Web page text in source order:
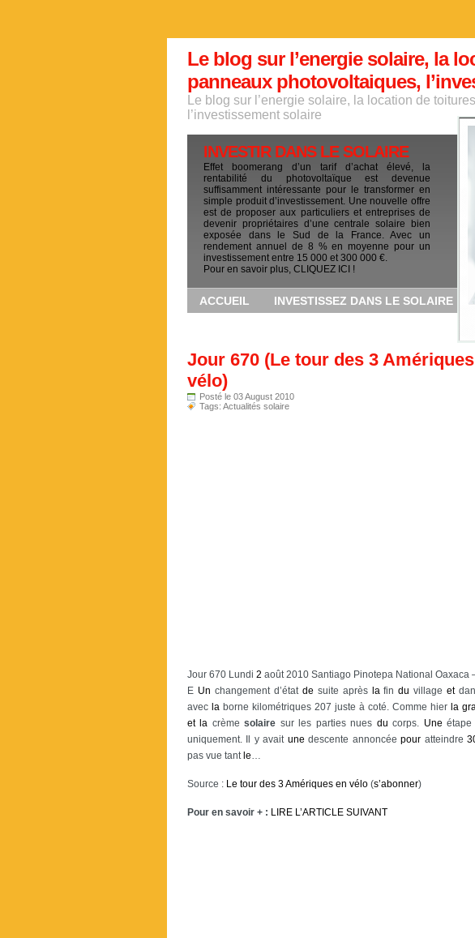
Le blog sur l’energie solaire, la
panneaux photovoltaiques,
Le blog sur l’energie solaire, la location de
l’investissement solaire
INVESTIR DANS LE SOLAIRE
Effet boomerang d’un tarif d’achat élevé, la
rentabilité du photovoltaïque est devenue
suffisamment intéressante pour le transformer en
simple produit d’investissement. Une nouvelle offre
est de proposer aux particuliers et entreprises de
devenir propriétaires d’une centrale solaire bien
exposée dans le Sud de la France. Avec un
rendement annuel de 8 % en moyenne pour un
investissement entre 15 000 et 300 000 €.
Pour en savoir plus, CLIQUEZ ICI !
ACCUEIL INVESTISSEZ DANS LE SOLAIRE
Jour 670 (Le tour des 3
vélo)
Posté le 03 August 2010
Tags: Actualités solaire
Jour 670 Lundi 2 août 2010 Santiago Pinotepa National Oaxaca
E Un changement d’état de suite après lafindu villageet
avec la borne kilométriques 207 juste à coté. Comme hier la
et la crèmesolaire sur les parties nues du corps. Une étape
uniquement. Il y avait une descente annoncéepour atteindre
pas vue tant le…
Source : Le tour des 3 Amériques en vélo (s’abonner)
Pour en savoir + : LIRE L’ARTICLE SUIVANT